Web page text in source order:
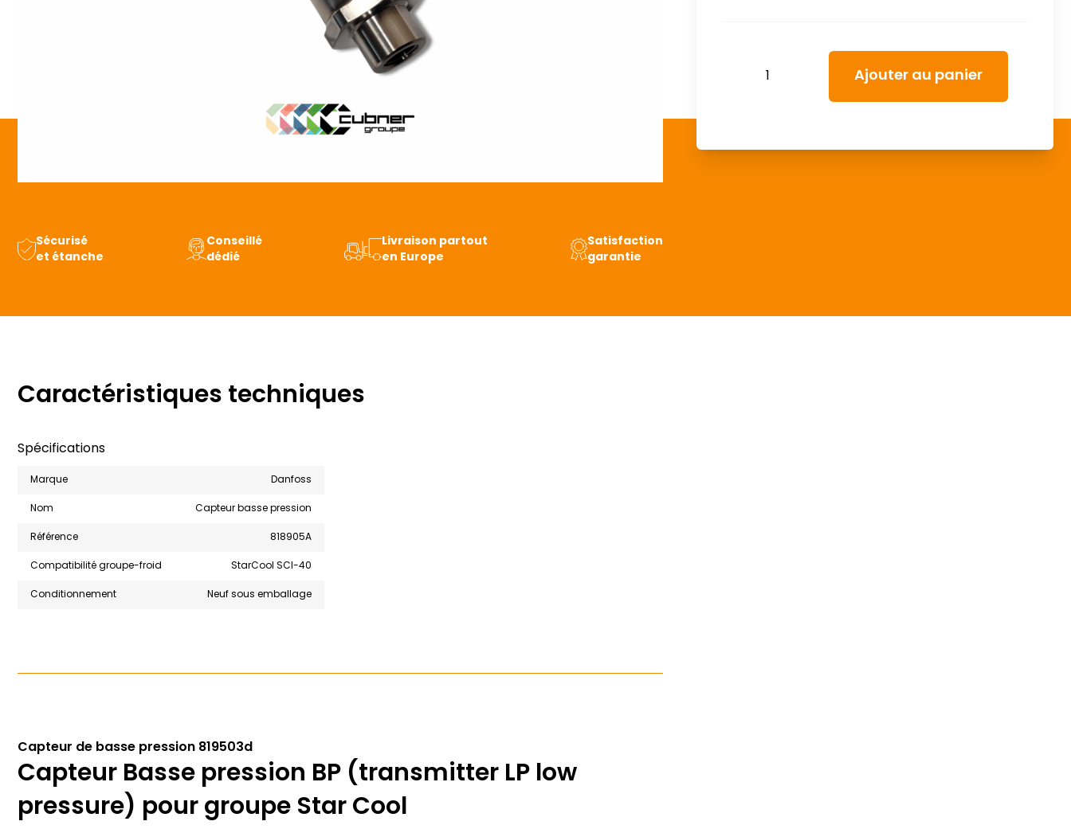
Sécurisé
et étanche
Conseillé
dédié
Livraison partout
en Europe
Satisfaction
garantie
Caractéristiques techniques
Spécifications
Marque
Danfoss
Nom
Capteur basse pression
Référence
818905A
Compatibilité groupe-froid
StarCool SCI-40
Conditionnement
Neuf sous emballage
Capteur de basse pression 819503d
Capteur Basse pression BP (transmitter LP low
pressure) pour groupe Star Cool
Ajouter au panier